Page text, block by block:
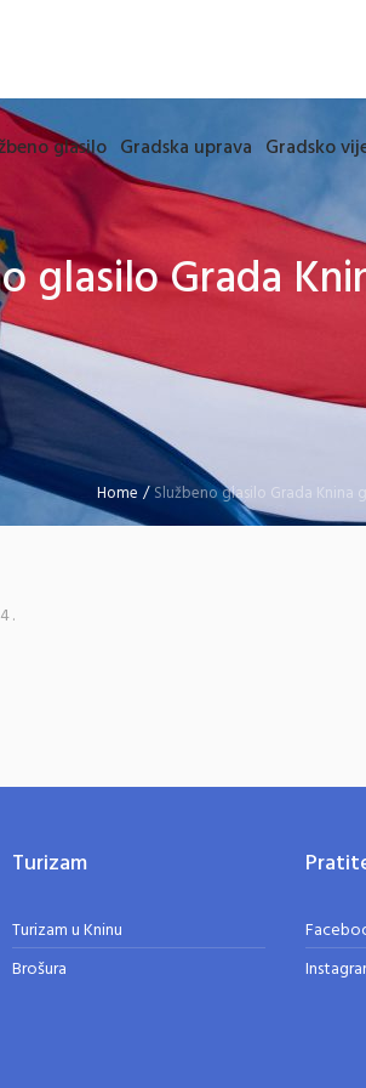
glasilo Gradska uprava Gradsko
glasilo Grada
Home /Službeno glasilo Grada Knina
Turizam
Turizam u Kninu
Brošura